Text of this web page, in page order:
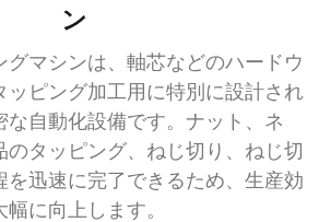
ン
グマシンは、軸芯などのハードウ
ッピング加工用に特別に設計され
な自動化設備です。ナット、ネ
のタッピング、ねじ切り、ねじ切
を迅速に完了できるため、生産効
に向上します。